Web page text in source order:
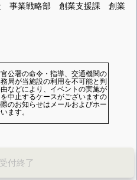
事業戦略部 創業支援課 創業
公署の命令・指導、交通機関の
局が当施設の利用を不可能と判
などにより、イベントの実施が
中止するケースがございますの
のお知らせはメールおよびホー
ます。
付終了